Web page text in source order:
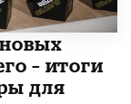
– итоги
для